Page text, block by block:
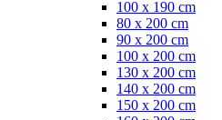
100 x 190 cm
80 x 200 cm
90 x 200 cm
100 x 200 cm
130 x 200 cm
140 x 200 cm
150 x 200 cm